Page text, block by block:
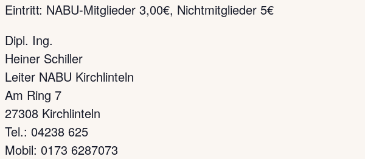
Eintritt: NABU-Mitglieder 3,00€, Nichtmitglieder 5€
Dipl. Ing.
Heiner Schiller
Leiter NABU Kirchlinteln
Am Ring 7
27308 Kirchlinteln
Tel.: 04238 625
Mobil: 0173 6287073